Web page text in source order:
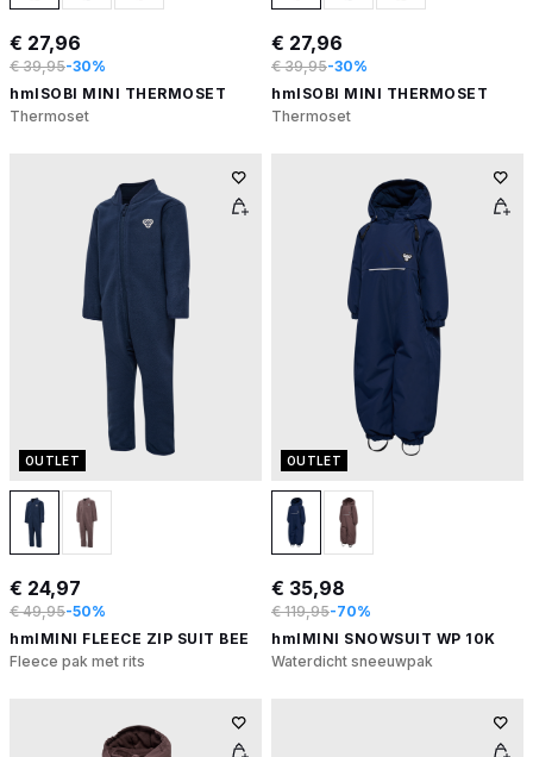
€ 27,96
€ 39,95-30%
hmlSOBI MINI THERMOSET
Thermoset
€ 27,96
€ 39,95-30%
hmlSOBI MINI THERMOSET
Thermoset
OUTLET
€ 24,97
€ 49,95-50%
hmlMINI FLEECE ZIP SUIT BEE
Fleece pak met rits
OUTLET
€ 35,98
€ 119,95-70%
hmlMINI SNOWSUIT WP 10K
Waterdicht sneeuwpak